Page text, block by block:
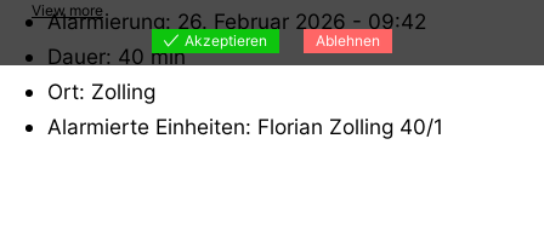
Alarmierung: 26. Februar 2026 - 09:42
Dauer: 40 min
Ort: Zolling
Alarmierte Einheiten: Florian Zolling 40/1
View more
Akzeptieren
Ablehnen